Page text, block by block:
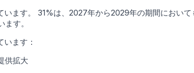
ます。 31%は、2027年から2029年の期間におい
す。
ます：
供拡大